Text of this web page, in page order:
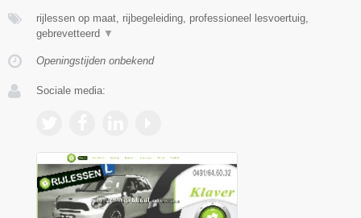
rijlessen op maat, rijbegeleiding, professioneel lesvoertuig,
gebrevetteerd ▼
Openingstijden onbekend
Sociale media: